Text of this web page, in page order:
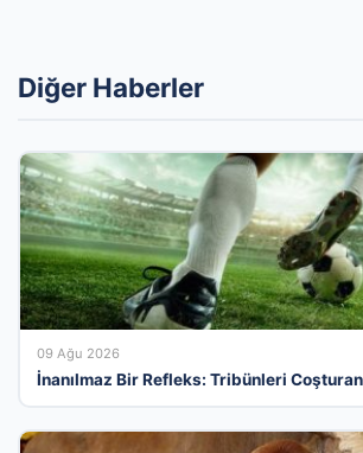
Diğer Haberler
09 Ağu 2026
İnanılmaz Bir Refleks: Tribünleri